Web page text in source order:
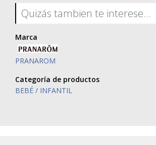
Quizás tambien te interese...
Marca
PRANAROM
Categoría de productos
BEBÉ / INFANTIL